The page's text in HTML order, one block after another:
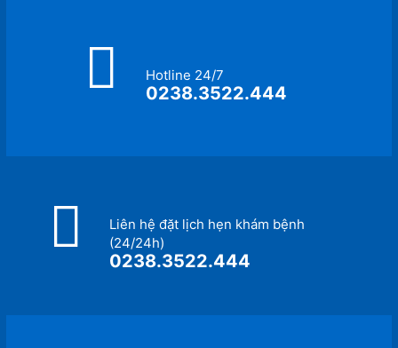
Hotline 24/7
0238.3522.444
Liên hệ đặt lịch hẹn khám bệnh
(24/24h)
0238.3522.444